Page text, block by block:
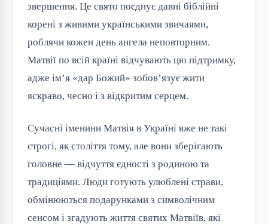
звершення. Це свято поєднує давні біблійні
корені з живими українськими звичаями,
роблячи кожен день ангела неповторним.
Матвії по всій країні відчувають цю підтримку,
адже ім’я «дар Божий» зобов’язує жити
яскраво, чесно і з відкритим серцем.
Сучасні іменини Матвія в Україні вже не такі
строгі, як століття тому, але вони зберігають
головне — відчуття єдності з родиною та
традиціями. Люди готують улюблені страви,
обмінюються подарунками з символічним
сенсом і згадують життя святих Матвіїв, які